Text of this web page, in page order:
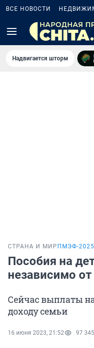
ВСЕ НОВОСТИ
Надвигается шторм
СТРАНА И МИР ПМЭФ-2025
Пособия на
независимо
Сейчас выплаты
доходу семьи
16 июня 2023, 21:52 97 345